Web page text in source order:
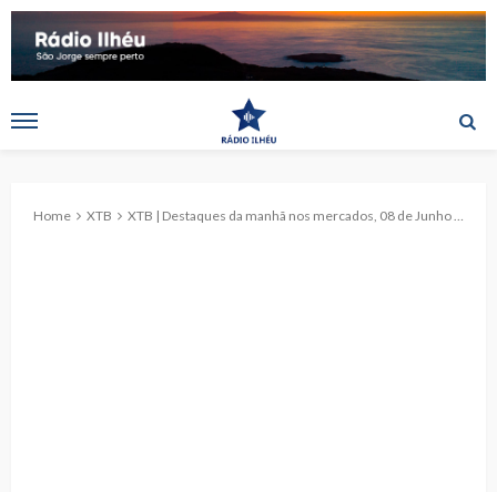
Home XTB XTB | Destaques da manhã nos mercados, 08 de Junho de 2026